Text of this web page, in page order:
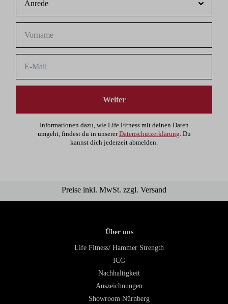
Weiter
Informationen dazu, wie Life Fitness mit deinen Daten
umgeht, findest du in unsererDatenschutzerklärung. Du
kannst dich jederzeit abmelden.
Preise inkl. MwSt. zzgl. Versand
Über uns
Life Fitness/ Hammer Strength
ICG
Nachhaltigkeit
Auszeichnungen
Showroom Nürnberg